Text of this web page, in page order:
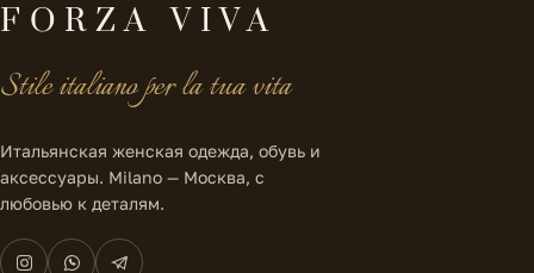
FORZA VIVA
Stile italiano per la tua vita
Итальянская женская одежда, обувь и
аксессуары. Milano — Москва, с
любовью к деталям.